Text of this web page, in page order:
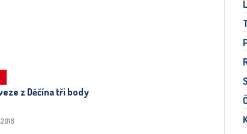
z Děčína tři body